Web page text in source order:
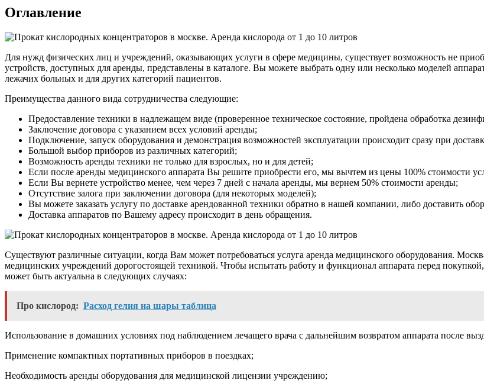
Оглавление
Для нужд физических лиц и учреждений, оказывающих услуги в сфере медицины, существует возможность не
устройств, доступных для аренды, представлены в каталоге. Вы можете выбрать одну или несколько моделей
лежачих больных и для других категорий пациентов.
Преимущества данного вида сотрудничества следующие:
Предоставление техники в надлежащем виде (проверенное техническое состояние, пройдена обработка
Заключение договора с указанием всех условий аренды;
Подключение, запуск оборудования и демонстрация возможностей эксплуатации происходит сразу при
Большой выбор приборов из различных категорий;
Возможность аренды техники не только для взрослых, но и для детей;
Если после аренды медицинского аппарата Вы решите приобрести его, мы вычтем из цены 100% стоимости
Если Вы вернете устройство менее, чем через 7 дней с начала аренды, мы вернем 50% стоимости аренды;
Отсутствие залога при заключении договора (для некоторых моделей);
Вы можете заказать услугу по доставке арендованной техники обратно в нашей компании, либо доставить
Доставка аппаратов по Вашему адресу происходит в день обращения.
Существуют различные ситуации, когда Вам может потребоваться услуга аренда медицинского оборудования.
медицинских учреждений дорогостоящей техникой. Чтобы испытать работу и функционал аппарата перед
может быть актуальна в следующих случаях:
Про кислород: Расход гелия на шары таблица
Использование в домашних условиях под наблюдением лечащего врача с дальнейшим возвратом аппарата после
Применение компактных портативных приборов в поездках;
Необходимость аренды оборудования для медицинской лицензии учреждению;